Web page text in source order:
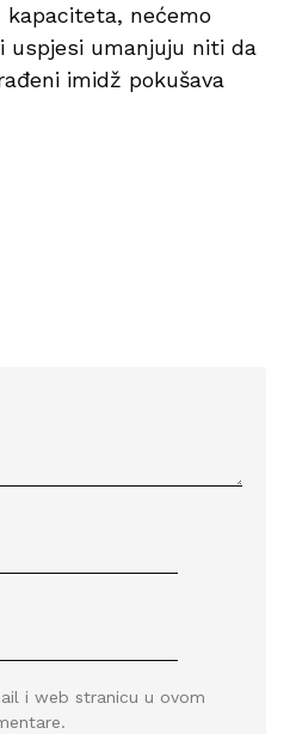
kapaciteta, nećemo
uspjesi umanjuju niti da
imidž pokušava
i web stranicu u ovom